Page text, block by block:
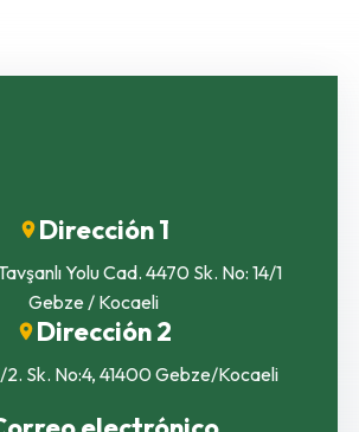
Dirección 1
Yolu Cad. 4470 Sk. No: 14/1
Gebze / Kocaeli
Dirección 2
2. Sk. No:4, 41400 Gebze/Kocaeli